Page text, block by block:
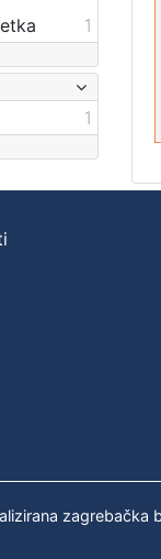
1
1
zagrebačka